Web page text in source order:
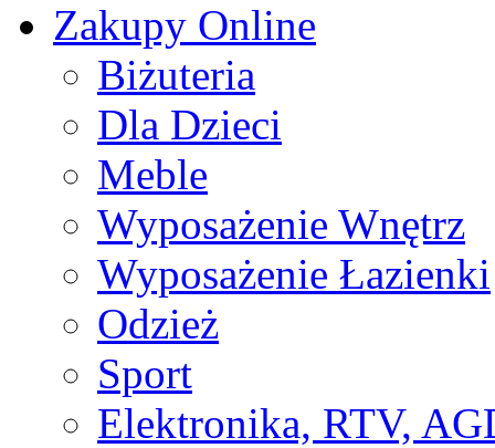
Zakupy Online
Biżuteria
Dla Dzieci
Meble
Wyposażenie Wnętrz
Wyposażenie Łazienki
Odzież
Sport
Elektronika, RTV,